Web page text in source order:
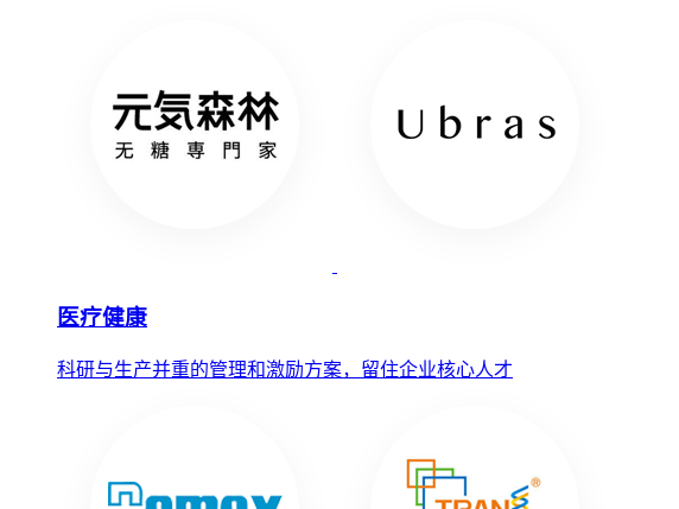
医疗健康
科研与生产并重的管理和激励方案，留住企业核心人才